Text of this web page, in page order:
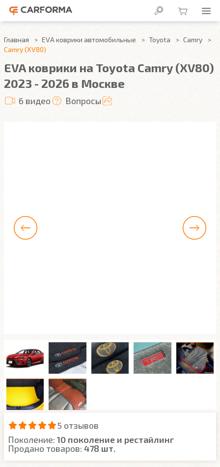
Главная EVA коврики автомобильные Toyota
Camry
Camry (XV80)
EVA коврики на Toyota Camry (XV80)
2023 - 2026 в Москве
6 видео Вопросы
5 отзывов
Поколение: 10 поколение и рестайлинг
Продано товаров: 478 шт.